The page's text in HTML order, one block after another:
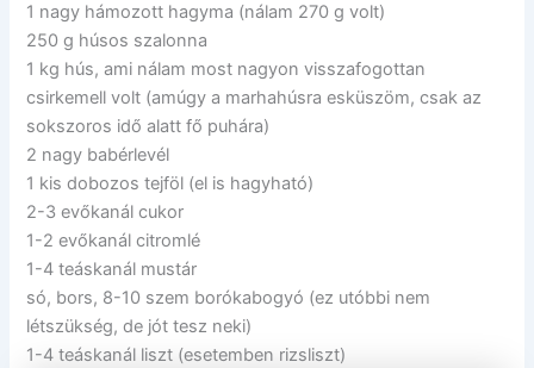
1 nagy hámozott hagyma (nálam 270 g volt)
250 g húsos szalonna
1 kg hús, ami nálam most nagyon visszafogottan
csirkemell volt (amúgy a marhahúsra esküszöm, csak az
sokszoros idő alatt fő puhára)
2 nagy babérlevél
1 kis dobozos tejföl (el is hagyható)
2-3 evőkanál cukor
1-2 evőkanál citromlé
1-4 teáskanál mustár
só, bors, 8-10 szem borókabogyó (ez utóbbi nem
létszükség, de jót tesz neki)
1-4 teáskanál liszt (esetemben rizsliszt)